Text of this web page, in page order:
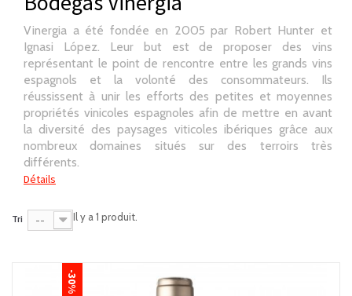
Vinergia a été fondée en 2005 par Robert Hunter et
Ignasi López. Leur but est de proposer des vins
représentant le point de rencontre entre les grands vins
espagnols et la volonté des consommateurs. Ils
réussissent à unir les efforts des petites et moyennes
propriétés vinicoles espagnoles afin de mettre en avant
la diversité des paysages viticoles ibériques grâce aux
nombreux domaines situés sur des terroirs très
différents.
Détails
Tri -- Il y a 1 produit.
-30%